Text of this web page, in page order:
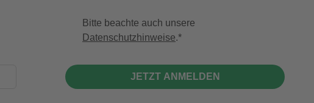
Bitte beachte auch unsere
Datenschutzhinweise.
JETZT ANMELDEN